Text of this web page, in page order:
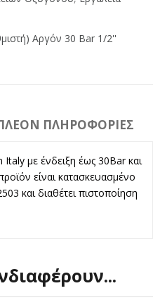
Αργόν 30 Bar 1/2''
ΠΛΗΡΟΦΟΡΊΕΣ
με ένδειξη έως 30Bar και
είναι κατασκευασμένο
και διαθέτει πιστοποίηση